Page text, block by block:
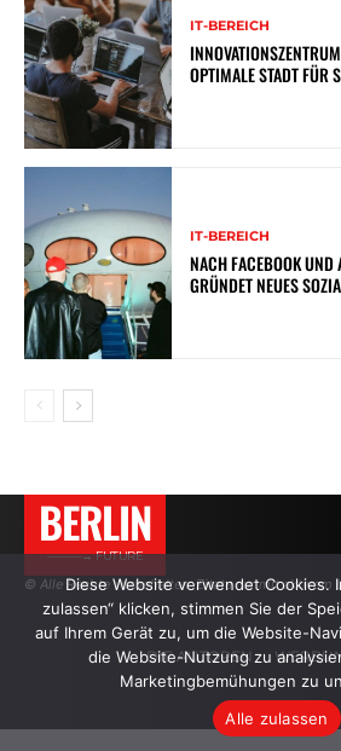
IT-BEREICH
OPTIMALE STADT FÜR
IT-BEREICH
NACH FACEBOOK
GRÜNDET NEUES
BERLIN
———→ FUTURE
© Alle Rechte vorbehalten. Zitate nur mit aktivem
DIE AUTOREN
Diese Website verwendet Cookies.
zulassen“ klicken, stimmen Sie der
auf Ihrem Gerät zu, um die Website-
die Website-Nutzung zu
Marketingbemühungen zu
Alle zulassen